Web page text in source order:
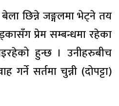
छिन्ने जङ्गलमा भेट्ने तय
प्रेम सम्बन्धमा रहेका
हुन्छ । उनीहरुबीच
गर्ने सर्तमा चुन्नी (दोपट्टा)